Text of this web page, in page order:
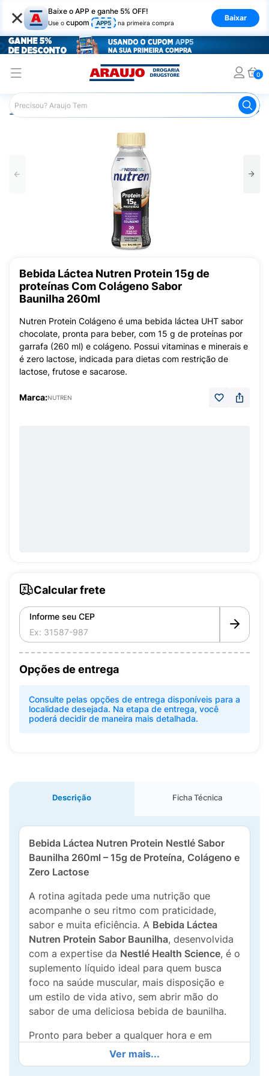
× Baixe o APP e ganhe 5% OFF!
Use o cupom APP5 na primeira compra
Baixar
0
Araujo Nutrição Saudável Suplementos Alimentares
Bebida Láctea Nutren Protein 15g de
proteínas Com Colágeno Sabor
Baunilha 260ml
Nutren Protein Colágeno é uma bebida láctea UHT sabor
chocolate, pronta para beber, com 15 g de proteínas por
garrafa (260 ml) e colágeno. Possui vitaminas e minerais e
é zero lactose, indicada para dietas com restrição de
lactose, frutose e sacarose.
Marca:NUTREN
Calcular frete
Informe seu CEP
Opções de entrega
Consulte pelas opções de entrega disponíveis para a
localidade desejada. Na etapa de entrega, você
poderá decidir de maneira mais detalhada.
Descrição Ficha Técnica
Bebida Láctea Nutren Protein Nestlé Sabor
Baunilha 260ml – 15g de Proteína, Colágeno e
Zero Lactose
A rotina agitada pede uma nutrição que
acompanhe o seu ritmo com praticidade,
sabor e muita eficiência. A Bebida Láctea
Nutren Protein Sabor Baunilha, desenvolvida
com a expertise da Nestlé Health Science, é o
suplemento líquido ideal para quem busca
foco na saúde muscular, mais disposição e
um estilo de vida ativo, sem abrir mão do
sabor de uma deliciosa bebida de baunilha.
Pronto para beber a qualquer hora e em
qualquer lugar, este suplemento entrega
impressionantes15g de proteínas de alto
Ver mais...